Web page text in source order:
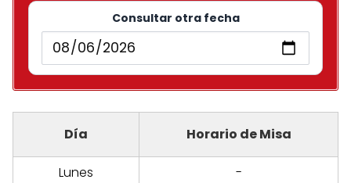
Consultar otra fecha
Día Horario de Misa
Lunes
-